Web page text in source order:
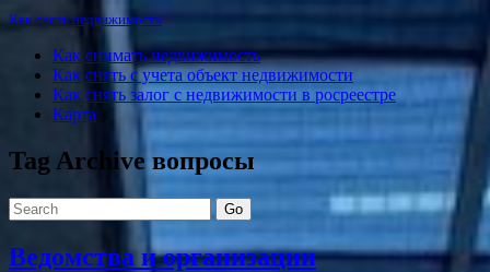
Как снять недвижимость
Как снимать недвижимость
Как снять с учета объект недвижимости
Как снять залог с недвижимости в росреестре
Карта
Tag Archive вопросы
Go
Ведомства и организации